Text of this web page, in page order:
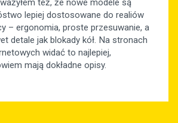
lepiej dostosowane do realiów
– ergonomia, proste przesuwanie, a
detale jak blokady kół. Na stronach
widać to najlepiej,
mają dokładne opisy.